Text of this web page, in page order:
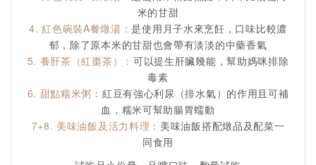
米的甘甜
4. 紅色碗裝A餐燉湯：是使用月子水來烹飪，口味比較濃
郁，除了原本米的甘甜也會帶有淡淡的中藥香氣
5. 養肝茶（紅棗茶）： 可以提生肝臟幾能，幫助媽咪排除
毒素
6. 甜點糯米粥： 紅豆有強心利尿（排水氣）的作用且可補
血，糯米可幫助腸胃蠕動
7+8. 美味油飯及活力料理： 美味油飯搭配燉品及配菜一
同食用